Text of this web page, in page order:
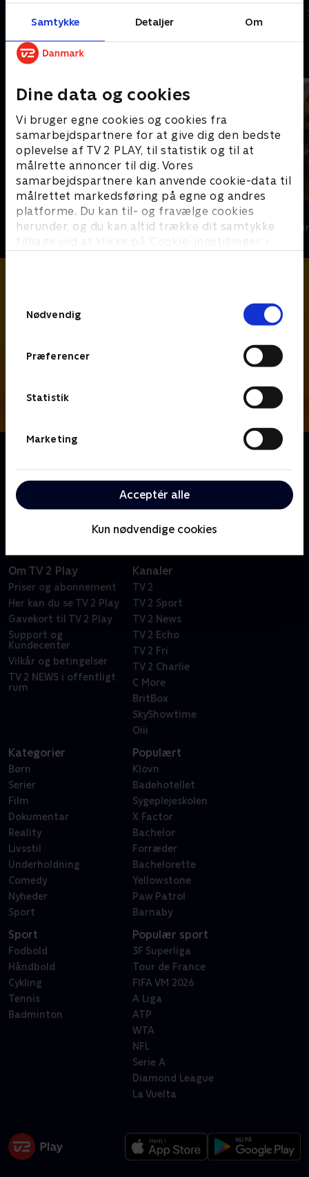
Samtykke Detaljer Om
Dine data og cookies
Vi bruger egne cookies og cookies fra
samarbejdspartnere for at give dig den bedste
oplevelse af TV 2 PLAY, til statistik og til at
målrette annoncer til dig. Vores
samarbejdspartnere kan anvende cookie-data til
målrettet markedsføring på egne og andres
platforme. Du kan til- og fravælge cookies
herunder, og du kan altid trække dit samtykke
tilbage ved at klikke på ’Cookie-indstillinger’ i
Nødvendig
Præferencer
Statistik
Marketing
Acceptér alle
Kun nødvendige cookies
en livsfarlig situation.
retfærdigheden i egen pote.
Andre så også
Mord på Mallorca
Krimi & Spænding • 2 sæsoner
Kommissær
Krimi &
arbejder sammen om at opklare forbrydelser i denne
canadiske krimiserie.
Om TV 2 Play
Priser og abonnement
Her kan du se TV 2 Play
Gavekort til TV 2 Play
Support og
Kundecenter
Vilkår og betingelser
TV 2 NEWS i offentligt
rum
Kanaler
TV 2
TV 2 Sport
TV 2 News
TV 2 Echo
TV 2 Fri
TV 2 Charlie
C More
BritBox
SkyShowtime
Oiii
Kategorier
Børn
Serier
Film
Dokumentar
Reality
Livsstil
Underholdning
Comedy
Nyheder
Sport
Populært
Klovn
Badehotellet
Sygeplejeskolen
X Factor
Bachelor
Forræder
Bachelorette
Yellowstone
Paw Patrol
Barnaby
Sport
Fodbold
Håndbold
Cykling
Tennis
Badminton
Populær sport
3F Superliga
Tour de France
FIFA VM 2026
A Liga
ATP
WTA
NFL
Serie A
Diamond League
La Vuelta